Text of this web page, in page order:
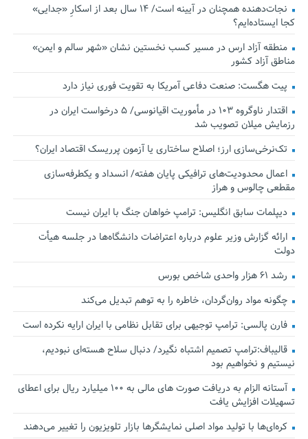
نجات‌دهنده‌ همچنان در آیینه است/ ۱۴ سال بعد از اسکارِ «جدایی»
کجا ایستاده‌ایم؟
منطقه آزاد ارس در مسیر کسب نخستین نشان «شهر سالم و ایمن»
مناطق آزاد کشور
پیت هگست: صنعت دفاعی آمریکا به تقویت فوری نیاز دارد
اقتدار ناوگروه ۱۰۳ در مأموریت‌ اقیانوسی/ ۵ درخواست ایران در
رزمایش میلان تصویب شد
تک‌نرخی‌سازی ارز؛ اصلاح ساختاری یا آزمون پرریسک اقتصاد ایران؟
اعمال محدودیت‌های ترافیکی پایان هفته/ انسداد و یکطرفه‌سازی
مقطعی چالوس و هراز
دیپلمات سابق انگلیس:‌ ترامپ خواهان جنگ با ایران نیست
ارائه گزارش وزیر علوم درباره اعتراضات دانشگاه‌ها در جلسه هیأت
دولت
رشد ۶۱ هزار واحدی شاخص بورس
چگونه مواد روان‌گردان، خاطره را به توهم تبدیل می‌کند
فارن پالسی: ترامپ توجیهی برای تقابل نظامی با ایران ارایه نکرده است
قالیباف:ترامپ تصمیم اشتباه نگیرد/ دنبال سلاح هسته‌ای نبودیم،
نیستیم و نخواهیم بود
آستانه الزام به دریافت صورت های مالی به ۱۰۰ میلیارد ریال برای اعطای
تسهیلات افزایش یافت
کره‌ای‌ها با تولید مواد اصلی نمایشگرها بازار تلویزیون را تغییر می‌دهند